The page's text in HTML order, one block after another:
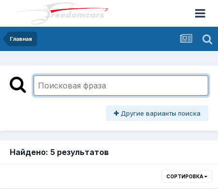
Главная
Другие варианты поиска
Найдено: 5 результатов
СОРТИРОВКА